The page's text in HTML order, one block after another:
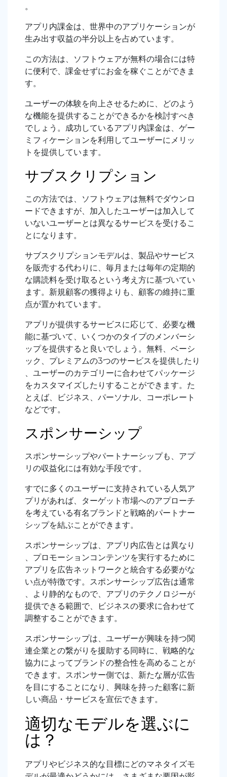
。
アプリ内課金は、世界中のアプリケーションが
生み出す収益の半分以上を占めています。
この方法は、ソフトウェアが無料の場合には特
に便利で、課金せずにお金を稼ぐことができま
す。
ユーザーの体験を向上させるために、どのよう
な機能を提供することができるかを検討すべき
でしょう。成功しているアプリ内課金は、ゲー
ミフィケーションを利用してユーザーにメリッ
トを提供しています。
サブスクリプション
この方法では、ソフトウェアは無料でダウンロ
ードできますが、加入したユーザーは加入して
いないユーザーとは異なるサービスを受けるこ
とになります。
サブスクリプションモデルは、製品やサービス
を販売する代わりに、毎月または毎年の定期的
な購読料を受け取るという考え方に基づいてい
ます。新規顧客の獲得よりも、顧客の維持に重
点が置かれています。
アプリが提供するサービスに応じて、必要な機
能に基づいて、いくつかのタイプのメンバーシ
ップを提供すると良いでしょう。無料、ベーシ
ック、プレミアムの3つのサービスを提供したり
、ユーザーのカテゴリーに合わせてパッケージ
をカスタマイズしたりすることができます。た
とえば、ビジネス、パーソナル、コーポレート
などです。
スポンサーシップ
スポンサーシップやパートナーシップも、アプ
リの収益化には有効な手段です。
すでに多くのユーザーに支持されている人気ア
プリがあれば、ターゲット市場へのアプローチ
を考えている有名ブランドと戦略的パートナー
シップを結ぶことができます。
スポンサーシップは、アプリ内広告とは異なり
、プロモーションコンテンツを実行するために
アプリを広告ネットワークと統合する必要がな
い点が特徴です。スポンサーシップ広告は通常
、より静的なもので、アプリのテクノロジーが
提供できる範囲で、ビジネスの要求に合わせて
調整することができます。
スポンサーシップは、ユーザーが興味を持つ関
連企業との繋がりを援助する同時に、戦略的な
協力によってブランドの整合性を高めることが
できます。スポンサー側では、新たな層が広告
を目にすることになり、興味を持った顧客に新
しい商品・サービスを宣伝できます。
適切なモデルを選ぶに
は？
アプリやビジネス的な目標にどのマネタイズモ